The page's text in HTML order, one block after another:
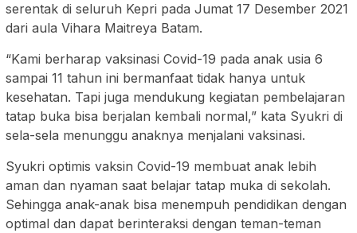
serentak di seluruh Kepri pada Jumat 17 Desember 2021
dari aula Vihara Maitreya Batam.
“Kami berharap vaksinasi Covid-19 pada anak usia 6
sampai 11 tahun ini bermanfaat tidak hanya untuk
kesehatan. Tapi juga mendukung kegiatan pembelajaran
tatap buka bisa berjalan kembali normal,” kata Syukri di
sela-sela menunggu anaknya menjalani vaksinasi.
Syukri optimis vaksin Covid-19 membuat anak lebih
aman dan nyaman saat belajar tatap muka di sekolah.
Sehingga anak-anak bisa menempuh pendidikan dengan
optimal dan dapat berinteraksi dengan teman-teman